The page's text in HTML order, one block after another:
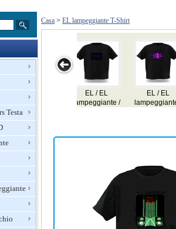
Testa
Casa > EL lampeggiante T-Shirt
/
audio attivo /
equalizzatore
EL / EL
lampeggiante /
EL /